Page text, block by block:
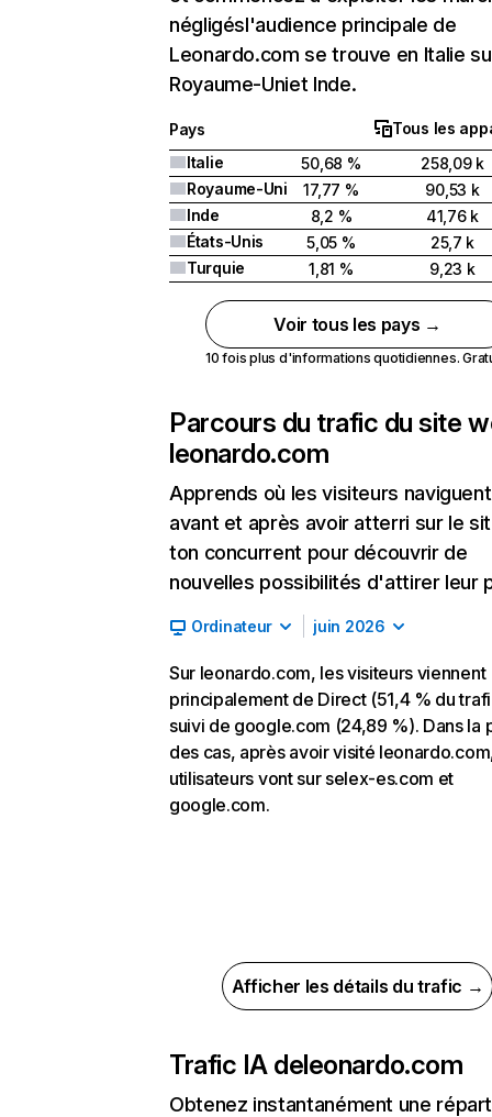
négligésl'audience principale de
Leonardo.com se trouve en Italie
Royaume-Uniet Inde.
Pays
Tous les
Italie
50,68 %
258,09 k
Royaume-Uni
17,77 %
90,53 k
Inde
8,2 %
41,76 k
États-Unis
5,05 %
25,7 k
Turquie
1,81 % 9,23 k
Voir tous les pays →
10 fois plus d'informations quotidiennes.
Parcours du trafic du site
leonardo.com
Apprends où les visiteurs naviguent
avant et après avoir atterri sur le
ton concurrent pour découvrir de
nouvelles possibilités d'attirer leur
Ordinateur juin 2026
Sur leonardo.com, les visiteurs viennent
principalement de Direct (51,4 % du
suivi de google.com (24,89 %). Dans la
des cas, après avoir visité
utilisateurs vont sur selex-es.com et
google.com.
Afficher les détails du trafic →
Trafic IA deleonardo.com
Obtenez instantanément une